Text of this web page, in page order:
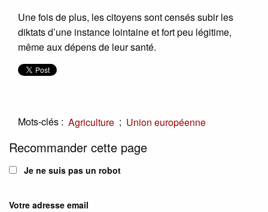
Une fois de plus, les citoyens sont censés subir les
diktats d’une instance lointaine et fort peu légitime,
même aux dépens de leur santé.
Mots-clés : Agriculture ; Union européenne
Recommander cette page
Je ne suis pas un robot
Votre adresse email